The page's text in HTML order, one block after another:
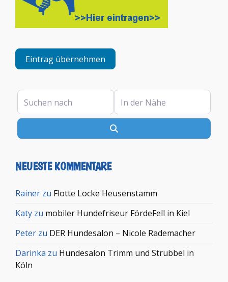
Eintrag übernehmen
Suchen nach In der Nähe
NEUESTE KOMMENTARE
Rainer zu Flotte Locke Heusenstamm
Katy zu mobiler Hundefriseur FördeFell in Kiel
Peter zu DER Hundesalon – Nicole Rademacher
Darinka zu Hundesalon Trimm und Strubbel in
Köln